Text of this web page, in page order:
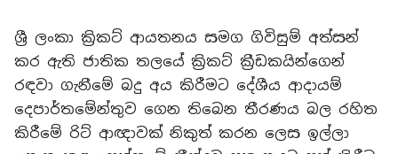
ශ්‍රී ලංකා ක්‍රිකට් ආයතනය සමග ගිවිසුම් අත්සන්
කර ඇති ජාතික තලයේ ක්‍රිකට් ක්‍රීඩකයින්ගෙන්
රඳවා ගැනීමේ බදු අය කිරීමට දේශීය ආදායම්
දෙපාර්තමේන්තුව ගෙන තිබෙන තීරණය බල රහිත
කිරීමේ රිට් ආඥාවක් නිකුත් කරන ලෙස ඉල්ලා